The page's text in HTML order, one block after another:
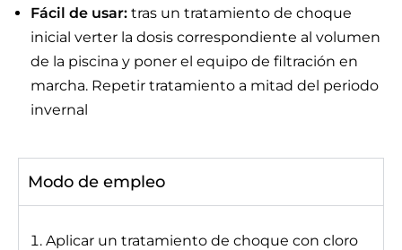
Fácil de usar: tras un tratamiento de choque
inicial verter la dosis correspondiente al volumen
de la piscina y poner el equipo de filtración en
marcha. Repetir tratamiento a mitad del periodo
invernal
Modo de empleo
Aplicar un tratamiento de choque con cloro